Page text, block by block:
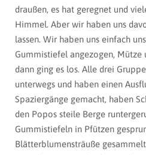
draußen, es hat geregnet und
Himmel. Aber wir haben uns
lassen. Wir haben uns einfach
Gummistiefel angezogen, Mütze
dann ging es los. Alle drei
unterwegs und haben einen
Spaziergänge gemacht, haben
den Popos steile Berge
Gummistiefeln in Pfützen
Blätterblumensträuße